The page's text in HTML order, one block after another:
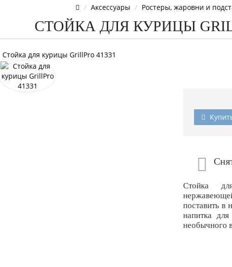
Аксессуары Ростеры, жаровни и
СТОЙКА ДЛЯ КУРИЦЫ
Стойка
поставить в
напитка
необычного